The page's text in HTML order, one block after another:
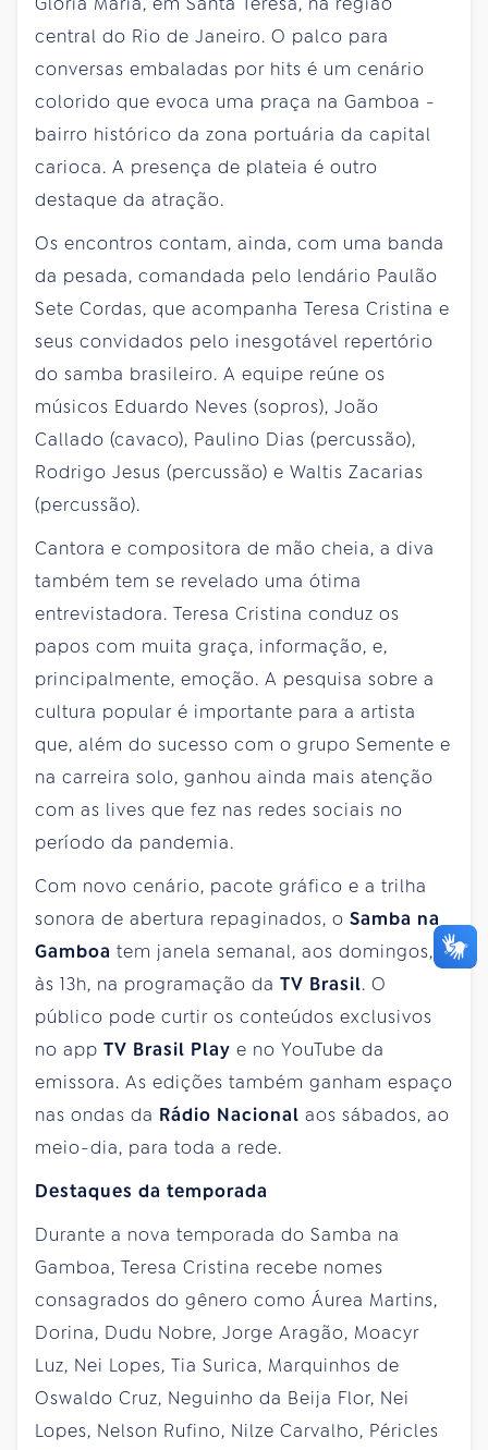
central do Rio de Janeiro. O palco para
conversas embaladas por hits é um cenário
colorido que evoca uma praça na Gamboa -
bairro histórico da zona portuária da capital
carioca. A presença de plateia é outro
destaque da atração.
Os encontros contam, ainda, com uma banda
da pesada, comandada pelo lendário Paulão
Sete Cordas, que acompanha Teresa Cristina e
seus convidados pelo inesgotável repertório
do samba brasileiro. A equipe reúne os
músicos Eduardo Neves (sopros), João
Callado (cavaco), Paulino Dias (percussão),
Rodrigo Jesus (percussão) e Waltis Zacarias
(percussão).
Cantora e compositora de mão cheia, a diva
também tem se revelado uma ótima
entrevistadora. Teresa Cristina conduz os
papos com muita graça, informação, e,
principalmente, emoção. A pesquisa sobre a
cultura popular é importante para a artista
que, além do sucesso com o grupo Semente e
na carreira solo, ganhou ainda mais atenção
com as lives que fez nas redes sociais no
período da pandemia.
Com novo cenário, pacote gráfico e a trilha
sonora de abertura repaginados, o Samba na
Gamboa tem janela semanal, aos domingos,
às 13h, na programação da TV Brasil. O
público pode curtir os conteúdos exclusivos
no app TV Brasil Play e no YouTube da
emissora. As edições também ganham espaço
nas ondas da Rádio Nacional aos sábados, ao
meio-dia, para toda a rede.
Destaques da temporada
Durante a nova temporada do Samba na
Gamboa, Teresa Cristina recebe nomes
consagrados do gênero como Áurea Martins,
Dorina, Dudu Nobre, Jorge Aragão, Moacyr
Luz, Nei Lopes, Tia Surica, Marquinhos de
Oswaldo Cruz, Neguinho da Beija Flor, Nei
Lopes, Nelson Rufino, Nilze Carvalho, Péricles